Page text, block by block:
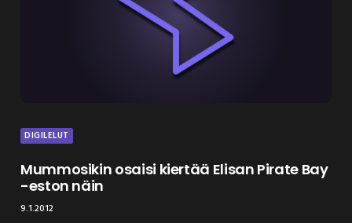
DIGILELUT
Mummosikin osaisi kiertää Elisan Pirate Bay
-eston näin
9.1.2012